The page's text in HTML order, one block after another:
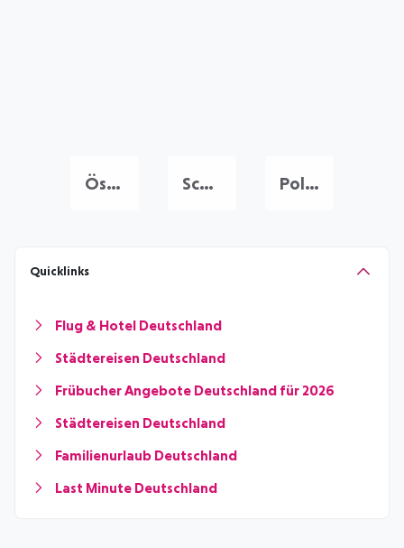
Österreich Urlaub Schweiz Urlaub Polen Urlaub
Quicklinks
Flug & Hotel Deutschland
Städtereisen Deutschland
Frübucher Angebote Deutschland für 2026
Städtereisen Deutschland
Familienurlaub Deutschland
Last Minute Deutschland